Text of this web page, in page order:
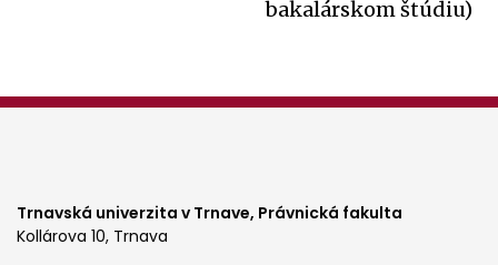
bakalárskom štúdiu)
Trnavská univerzita v Trnave, Právnická fakulta
Kollárova 10, Trnava